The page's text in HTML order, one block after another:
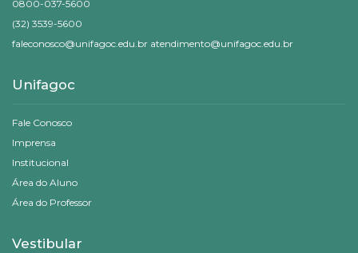
0800-037-5600
(32) 3539-5600
faleconosco@unifagoc.edu.br atendimento@unifagoc.edu.br
Unifagoc
Fale Conosco
Imprensa
Institucional
Área do Aluno
Área do Professor
Vestibular